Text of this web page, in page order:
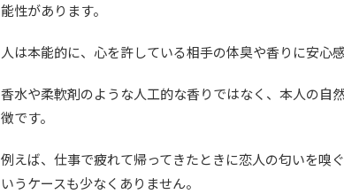
能性があります。
人は本能的に、心を許している相手の体臭や香りに安心
香水や柔軟剤のような人工的な香りではなく、本人の自
徴です。
例えば、仕事で疲れて帰ってきたときに恋人の匂いを嗅
いうケースも少なくありません。